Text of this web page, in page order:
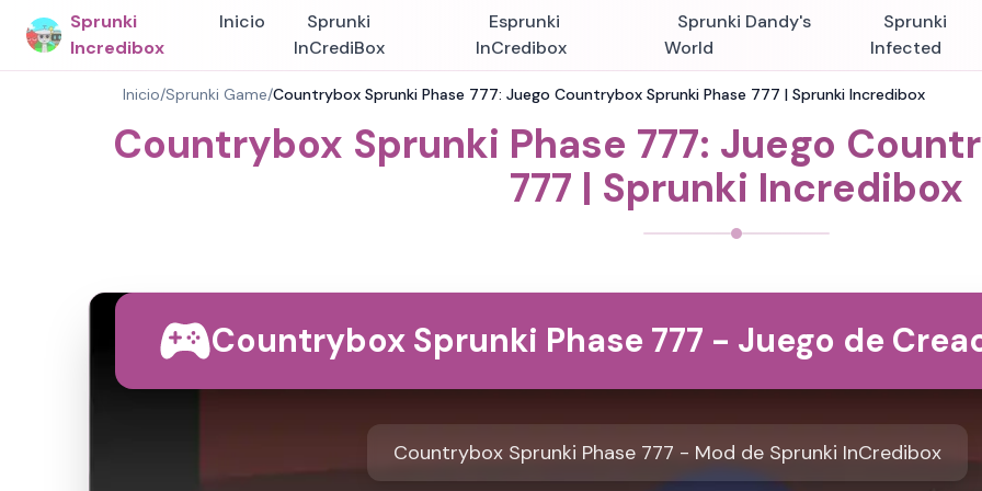
Sprunki
Incredibox
Inicio
Sprunki
InCrediBox
Esprunki
InCredibox
Sprunki Dandy's
World
Sprunki
Infected
Inicio/Sprunki Game/Countrybox Sprunki Phase 777: Juego Countrybox Sprunki Phase 777 | Sprunki Incredibox
Countrybox Sprunki Phase 777: Juego
777 | Sprunki Incredibox
Countrybox Sprunki Phase 777 - Juego de
Countrybox Sprunki Phase 777 - Mod de Sprunki InCredibox